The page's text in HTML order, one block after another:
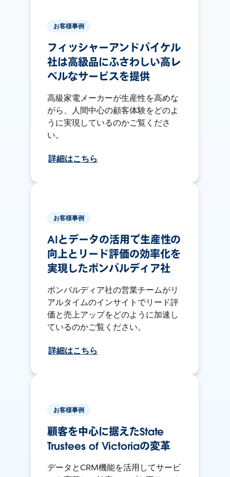
お客様事例
フィッシャーアンドパイケル
社は高級品にふさわしい高レ
ベルなサービスを提供
高級家電メーカーが生産性を高めな
がら、人間中心の顧客体験をどのよ
うに実現しているのかご覧くださ
い。
詳細はこちら
お客様事例
AIとデータの活用で生産性の
向上とリード評価の効率化を
実現したボンバルディア社
ボンバルディア社の営業チームがリ
アルタイムのインサイトでリード評
価と売上アップをどのように加速し
ているのかご覧ください。
詳細はこちら
お客様事例
顧客を中心に据えたState
Trustees of Victoriaの変革
データとCRM機能を活用してサービ